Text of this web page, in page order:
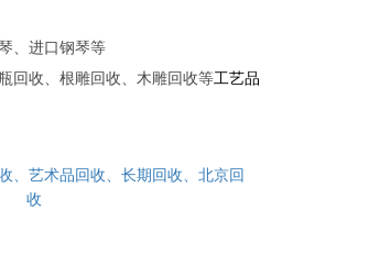
、进口钢琴等
回收、根雕回收、木雕回收等工艺品
、艺术品回收、长期回收、北京回
收